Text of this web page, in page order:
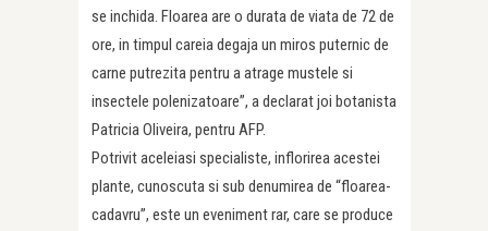
se inchida. Floarea are o durata de viata de 72 de
ore, in timpul careia degaja un miros puternic de
carne putrezita pentru a atrage mustele si
insectele polenizatoare”, a declarat joi botanista
Patricia Oliveira, pentru AFP.
Potrivit aceleiasi specialiste, inflorirea acestei
plante, cunoscuta si sub denumirea de “floarea-
cadavru”, este un eveniment rar, care se produce